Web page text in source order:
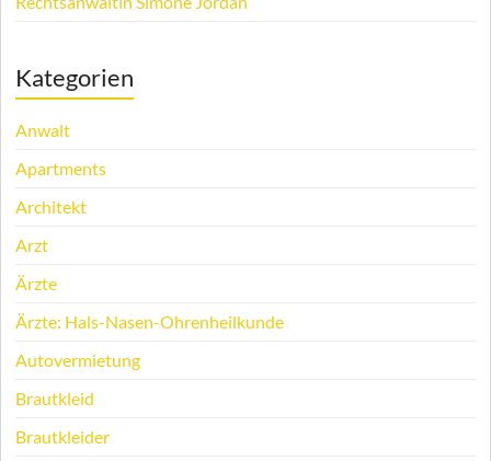
Kategorien
Anwalt
Apartments
Architekt
Arzt
Ärzte
Ärzte: Hals-Nasen-Ohrenheilkunde
Autovermietung
Brautkleid
Brautkleider